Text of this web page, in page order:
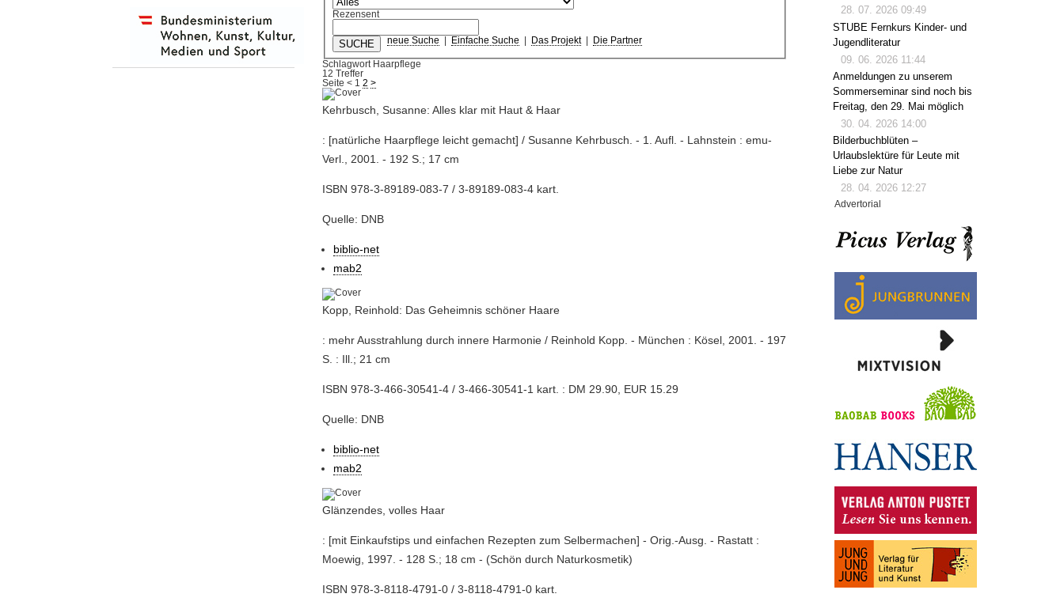
Rezensent
neue Suche Einfache Suche Das Projekt| Die Partner
Schlagwort Haarpflege
12 Treffer
Seite< 1 2 >
Kehrbusch, Susanne: Alles klar mit Haut & Haar
: [natürliche Haarpflege leicht gemacht] / Susanne Kehrbusch. - 1. Aufl. - Lahnstein : emu-
Verl., 2001. - 192 S.; 17 cm
ISBN 978-3-89189-083-7 / 3-89189-083-4 kart.
Quelle: DNB
biblio-net
mab2
Kopp, Reinhold: Das Geheimnis schöner Haare
: mehr Ausstrahlung durch innere Harmonie / Reinhold Kopp. - München : Kösel, 2001. - 197
S. : Ill.; 21 cm
ISBN 978-3-466-30541-4 / 3-466-30541-1 kart. : DM 29.90, EUR 15.29
Quelle: DNB
biblio-net
mab2
Glänzendes, volles Haar
: [mit Einkaufstips und einfachen Rezepten zum Selbermachen] - Orig.-Ausg. - Rastatt :
Moewig, 1997. - 128 S.; 18 cm - (Schön durch Naturkosmetik)
ISBN 978-3-8118-4791-0 / 3-8118-4791-0 kart.
28. 07. 2026 09:49
STUBE Fernkurs Kinder- und
Jugendliteratur
09. 06. 2026 11:44
Anmeldungen zu unserem
Sommerseminar sind noch bis
Freitag, den 29. Mai möglich
30. 04. 2026 14:00
Bilderbuchblüten –
Urlaubslektüre für Leute mit
Liebe zur Natur
28. 04. 2026 12:27
Advertorial